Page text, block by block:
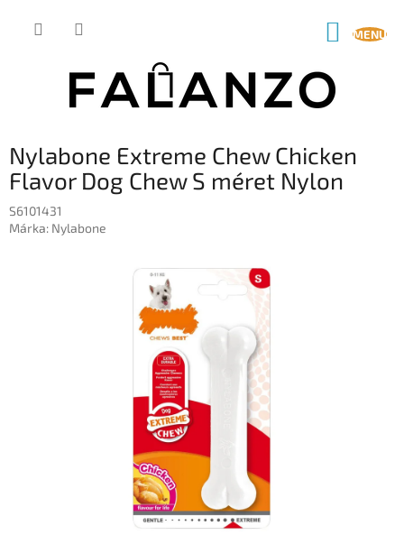
KOSÁR
Nylabone Extreme Chew Chicken
Flavor Dog Chew S méret Nylon
S6101431
Márka: Nylabone